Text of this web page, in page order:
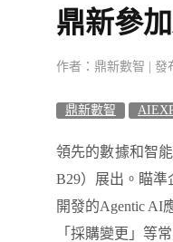
鼎新參
作者：鼎新數智 | 發
鼎新數智
領先的數據和智
B29） 展出。瞄準
開發的Agentic AI
「採購變更」等